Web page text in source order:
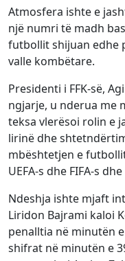
Atmosfera ishte e
një numri të madh
futbollit shijuan edhe
valle kombëtare.
Presidenti i FFK-së,
ngjarje, u nderua me
teksa vlerësoi rolin e
lirinë dhe
mbështetjen e
UEFA-s dhe FIFA-s
Ndeshja ishte mjaft
Liridon Bajrami kaloi
penalltia në minutën
shifrat në minutën e